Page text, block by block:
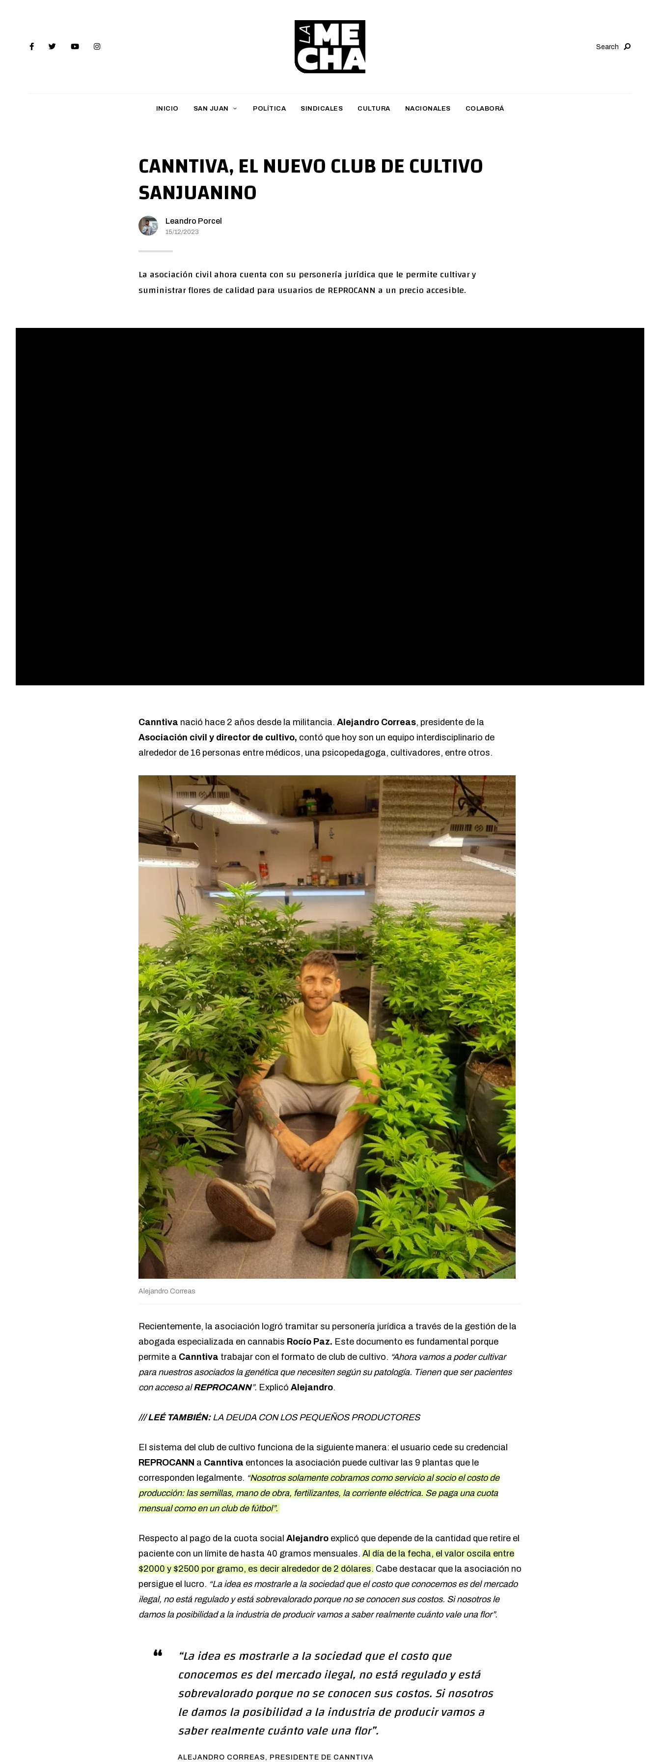
a
M
h
a
Search
INICIO SAN JUAN POLÍTICA SINDICALES CULTURA NACIONALES COLABORÁ
CANNTIVA, EL NUEVO CLUB DE CULTIVO
SANJUANINO
Leandro Porcel
15/12/2023
La asociación civil ahora cuenta con su personería jurídica que le permite cultivar y
suministrar flores de calidad para usuarios de REPROCANN a un precio accesible.
Canntiva nació hace 2 años desde la militancia. Alejandro Correas, presidente de la
Asociación civil y director de cultivo, contó que hoy son un equipo interdisciplinario de
alrededor de 16 personas entre médicos, una psicopedagoga, cultivadores, entre otros.
Alejandro Correas
Recientemente, la asociación logró tramitar su personería jurídica a través de la gestión de la
abogada especializada en cannabis Rocío Paz. Este documento es fundamental porque
permite a Canntiva trabajar con el formato de club de cultivo. “Ahora vamos a poder cultivar
para nuestros asociados la genética que necesiten según su patología. Tienen que ser pacientes
con acceso alREPROCANN”. Explicó Alejandro.
/// LEÉ TAMBIÉN: LA DEUDA CON LOS PEQUEÑOS PRODUCTORES
El sistema del club de cultivo funciona de la siguiente manera: el usuario cede su credencial
REPROCANN a Canntiva entonces la asociación puede cultivar las 9 plantas que le
corresponden legalmente. “Nosotros solamente cobramos como servicio al socio el costo de
producción: las semillas, mano de obra, fertilizantes, la corriente eléctrica. Se paga una cuota
mensual como en un club de fútbol”.
Respecto al pago de la cuota social Alejandro explicó que depende de la cantidad que retire el
paciente con un límite de hasta 40 gramos mensuales. Al día de la fecha, el valor oscila entre
$2000 y $2500 por gramo, es decir alrededor de 2 dólares. Cabe destacar que la asociación no
persigue el lucro. “La idea es mostrarle a la sociedad que el costo que conocemos es del mercado
ilegal, no está regulado y está sobrevalorado porque no se conocen sus costos. Si nosotros le
damos la posibilidad a la industria de producir vamos a saber realmente cuánto vale una flor”.
“La idea es mostrarle a la sociedad que el costo que
conocemos es del mercado ilegal, no está regulado y está
sobrevalorado porque no se conocen sus costos. Si nosotros
le damos la posibilidad a la industria de producir vamos a
saber realmente cuánto vale una flor”.
ALEJANDRO CORREAS, PRESIDENTE DE CANNTIVA